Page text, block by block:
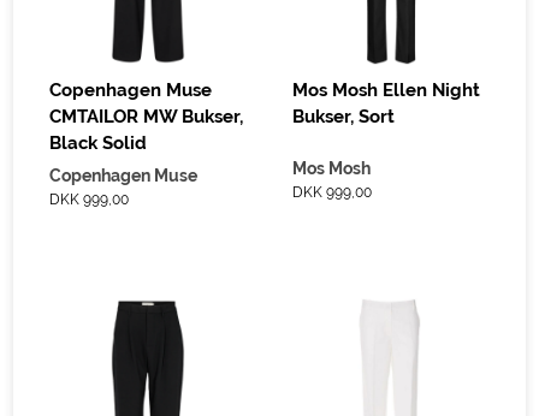
Copenhagen Muse
CMTAILOR MW Bukser,
Black Solid
Copenhagen Muse
DKK 999,00
Mos Mosh Ellen Night
Bukser, Sort
Mos Mosh
DKK 999,00